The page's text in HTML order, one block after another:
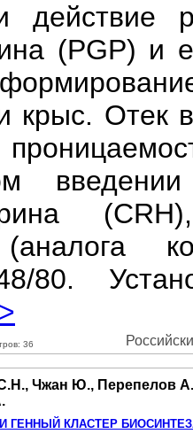
действие
(PGP) и
крыс. Отек
80.
36
Чжан Ю., Перепелов
ГЕННЫЙ КЛАСТЕР